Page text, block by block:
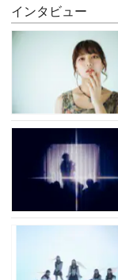
インタビュー